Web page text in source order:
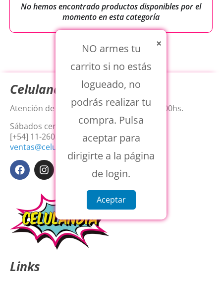
No hemos encontrado productos disponibles por el
momento en esta categoría
Celulandia
Atención de Lunes a Viernes de 8:15 a 18:00hs.
Sábados cerrados.
[+54] 11-2603-2204
ventas@celulandiaweb.com.ar
Links
×
NO armes tu
carrito si no estás
logueado, no
podrás realizar tu
compra. Pulsa
aceptar para
dirigirte a la página
de login.
Aceptar